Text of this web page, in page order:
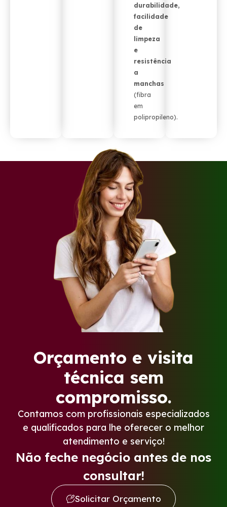
durabilidade,
facilidade
de
limpeza
e
resistência
a
manchas
(fibra
em
polipropileno).
Orçamento e visita
técnica sem
compromisso.
Contamos com profissionais especializados
e qualificados para lhe oferecer o melhor
atendimento e serviço!
Não feche negócio antes de nos
consultar!
Solicitar Orçamento